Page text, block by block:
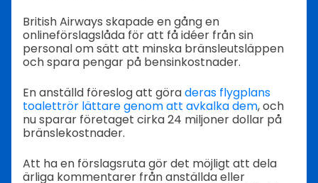
British Airways skapade en gång en
onlineförslagslåda för att få idéer från sin
personal om sätt att minska bränsleutsläppen
och spara pengar på bensinkostnader.
En anställd föreslog att göraderas flygplans
toalettrör lättare genom att avkalka dem, och
nu sparar företaget cirka 24 miljoner dollar på
bränslekostnader.
Att ha en förslagsruta gör det möjligt att dela
ärliga kommentarer från anställda eller